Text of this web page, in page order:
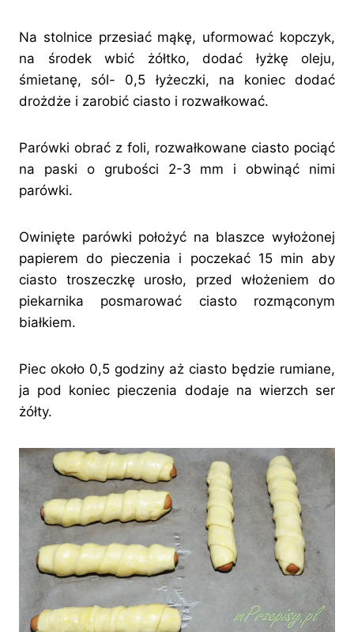
Na stolnice przesiać mąkę, uformować kopczyk,
na środek wbić żółtko, dodać łyżkę oleju,
śmietanę, sól- 0,5 łyżeczki, na koniec dodać
drożdże i zarobić ciasto i rozwałkować.
Parówki obrać z foli, rozwałkowane ciasto pociąć
na paski o grubości 2-3 mm i obwinąć nimi
parówki.
Owinięte parówki położyć na blaszce wyłożonej
papierem do pieczenia i poczekać 15 min aby
ciasto troszeczkę urosło, przed włożeniem do
piekarnika posmarować ciasto rozmąconym
białkiem.
Piec około 0,5 godziny aż ciasto będzie rumiane,
ja pod koniec pieczenia dodaje na wierzch ser
żółty.